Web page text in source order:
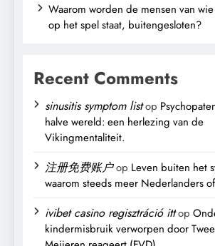
Waarom worden de mensen van
op het spel staat, buitengesloten?
Recent Comments
sinusitis symptom listop
halve wereld: een herlezing van de
Vikingmentaliteit.
注册免费账户op Leven buiten het
waarom steeds meer Nederlanders
ivibet casino regisztráció ittop
kindermisbruik verworpen door